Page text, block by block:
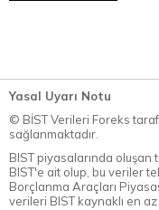
Yasal Uyarı Notu
© BİST Verileri Foreks
sağlanmaktadır.
BIST piyasalarında oluşan
BIST'e ait olup, bu veriler
Borçlanma Araçları
verileri BIST kaynaklı en